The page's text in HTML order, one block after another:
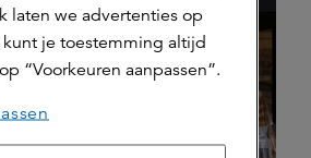
laten we advertenties op
je toestemming altijd
“Voorkeuren aanpassen”.